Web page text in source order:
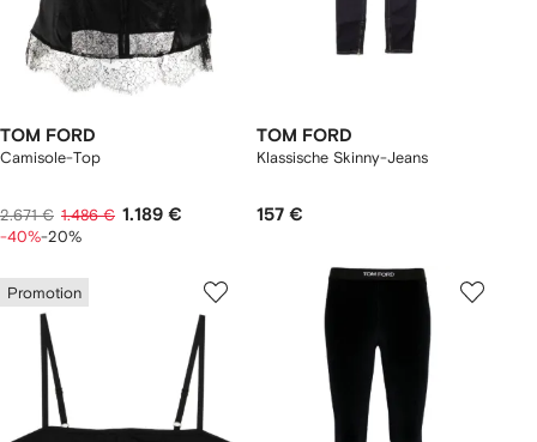
TOM FORD
Camisole-Top
2.671 € 1.486 € 1.189 €
-40%-20%
TOM FORD
Klassische Skinny-Jeans
157 €
Promotion